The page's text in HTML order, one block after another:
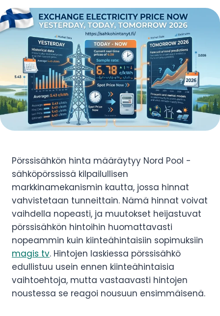
Pörssisähkön hinta määräytyy Nord Pool -
sähköpörssissä kilpailullisen
markkinamekanismin kautta, jossa hinnat
vahvistetaan tunneittain. Nämä hinnat voivat
vaihdella nopeasti, ja muutokset heijastuvat
pörssisähkön hintoihin huomattavasti
nopeammin kuin kiinteähintaisiin sopimuksiin
magis tv. Hintojen laskiessa pörssisähkö
edullistuu usein ennen kiinteähintaisia
vaihtoehtoja, mutta vastaavasti hintojen
noustessa se reagoi nousuun ensimmäisenä.